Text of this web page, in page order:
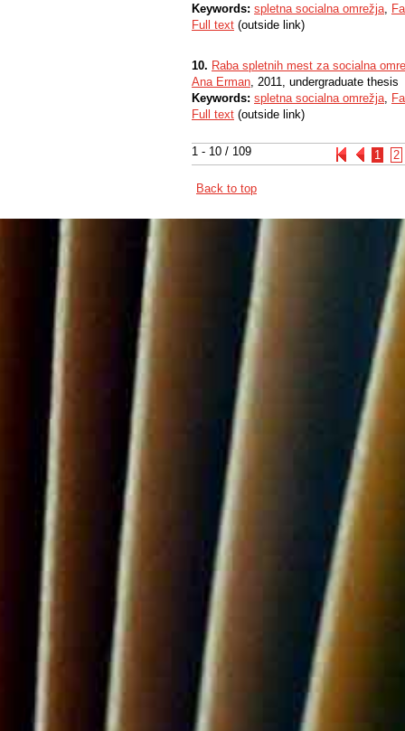
1 - 10 / 109 1 2
Keywords: spletna socialna omrežja,
Full text (outside link)
10. Raba spletnih mest za socialna
Ana Erman, 2011, undergraduate thesis
Keywords: spletna socialna omrežja,
Full text (outside link)
Back to top